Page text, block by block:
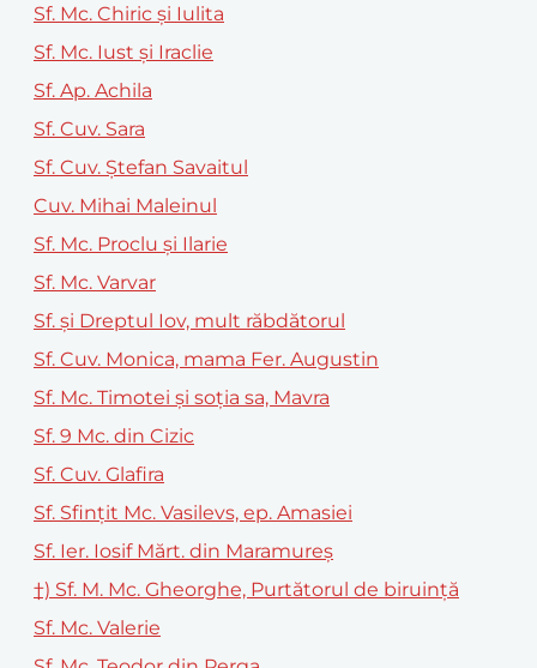
Sf. Mc. Chiric și Iulita
Sf. Mc. Iust și Iraclie
Sf. Ap. Achila
Sf. Cuv. Sara
Sf. Cuv. Ștefan Savaitul
Cuv. Mihai Maleinul
Sf. Mc. Proclu și Ilarie
Sf. Mc. Varvar
Sf. și Dreptul Iov, mult răbdătorul
Sf. Cuv. Monica, mama Fer. Augustin
Sf. Mc. Timotei și soția sa, Mavra
Sf. 9 Mc. din Cizic
Sf. Cuv. Glafira
Sf. Sfințit Mc. Vasilevs, ep. Amasiei
Sf. Ier. Iosif Mărt. din Maramureș
†) Sf. M. Mc. Gheorghe, Purtătorul de biruință
Sf. Mc. Valerie